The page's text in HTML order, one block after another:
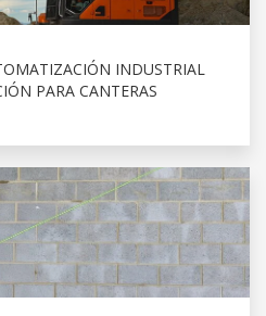
INDUSTRIAL
PARA CANTERAS